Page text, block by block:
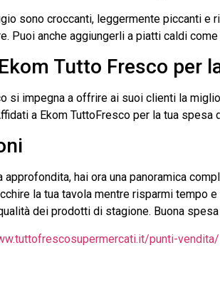
sono croccanti, leggermente piccanti e
Puoi anche aggiungerli a piatti caldi
Tutto Fresco per
si impegna a offrire ai suoi clienti la
a Ekom TuttoFresco per la tua
approfondita, hai ora una panoramica
la tua tavola mentre risparmi tempo
dei prodotti di stagione. Buona
punti-vendita/